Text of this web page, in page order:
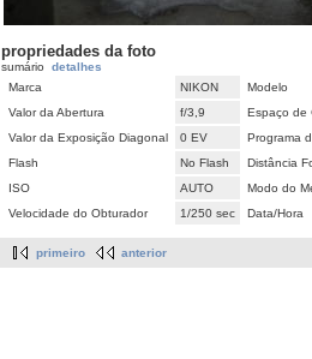
propriedades da foto
sumário detalhes
Marca
NIKON
Modelo
Valor da Abertura
f/3,9
Espaço de
Valor da Exposição Diagonal
0 EV
Programa
Flash
No Flash
Distância
ISO
AUTO
Modo do
Velocidade do Obturador
1/250 sec Data/Hora
primeiro anterior